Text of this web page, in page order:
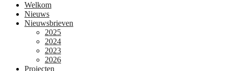
Welkom
Nieuws
Nieuwsbrieven
2025
2024
2023
2026
Projecten